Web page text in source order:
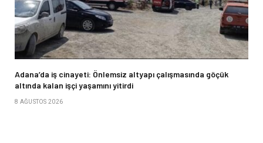
Adana’da iş cinayeti: Önlemsiz altyapı çalışmasında göçük
altında kalan işçi yaşamını yitirdi
8 AĞUSTOS 2026